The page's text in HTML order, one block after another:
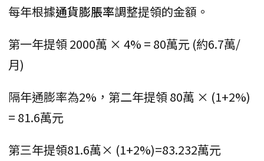
每年根據通貨膨脹率調整提領的金額。
第一年提領 2000萬 × 4% = 80萬元 (約6.7萬/
月)
隔年通膨率為2%，第二年提領 80萬 × (1+2%)
= 81.6萬元
第三年提領81.6萬× (1+2%)=83.232萬元